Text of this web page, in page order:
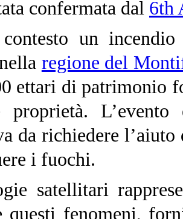
confermata dal 6th
un
regione del
ettari di patrimonio
proprietà.
da richiedere
i fuochi.
satellitari
questi fenomeni,